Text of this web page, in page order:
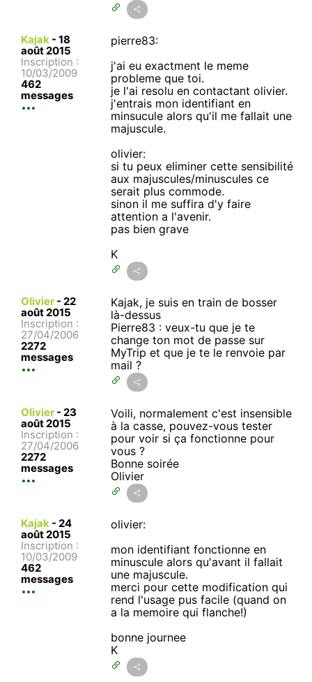
Kajak - 18
août 2015
Inscription :
10/03/2009
462
messages
pierre83:
j'ai eu exactment le meme
probleme que toi.
je l'ai resolu en contactant olivier.
j'entrais mon identifiant en
minsucule alors qu'il me fallait une
majuscule.
olivier:
si tu peux eliminer cette sensibilité
aux majuscules/minuscules ce
serait plus commode.
sinon il me suffira d'y faire
attention a l'avenir.
pas bien grave
K
Olivier - 22
août 2015
Inscription :
27/04/2006
2272
messages
Kajak, je suis en train de bosser
là-dessus
Pierre83 : veux-tu que je te
change ton mot de passe sur
MyTrip et que je te le renvoie par
mail ?
Olivier - 23
août 2015
Inscription :
27/04/2006
2272
messages
Voili, normalement c'est insensible
à la casse, pouvez-vous tester
pour voir si ça fonctionne pour
vous ?
Bonne soirée
Olivier
Kajak - 24
août 2015
Inscription :
10/03/2009
462
messages
olivier:
mon identifiant fonctionne en
minuscule alors qu'avant il fallait
une majuscule.
merci pour cette modification qui
rend l'usage pus facile (quand on
a la memoire qui flanche!)
bonne journee
K